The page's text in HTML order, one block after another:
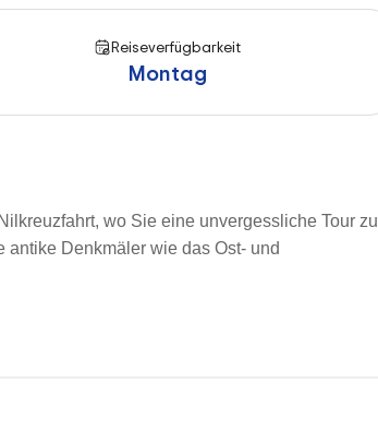
Reiseverfügbarkeit
Montag
, wo Sie eine unvergessliche Tour zu
Denkmäler wie das Ost- und